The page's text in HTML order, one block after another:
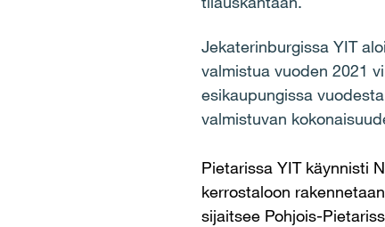
Jekaterinburgissa YIT
valmistua vuoden 2021
esikaupungissa
valmistuvan
Pietarissa YIT käynnisti
kerrostaloon
sijaitsee Pohjois-